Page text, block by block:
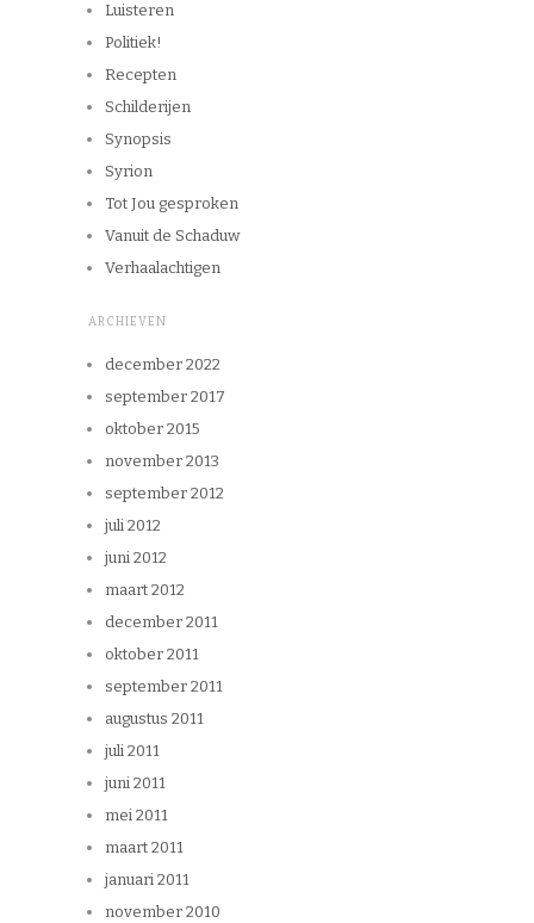
Luisteren
Politiek!
Recepten
Schilderijen
Synopsis
Syrion
Tot Jou gesproken
Vanuit de Schaduw
Verhaalachtigen
ARCHIEVEN
december 2022
september 2017
oktober 2015
november 2013
september 2012
juli 2012
juni 2012
maart 2012
december 2011
oktober 2011
september 2011
augustus 2011
juli 2011
juni 2011
mei 2011
maart 2011
januari 2011
november 2010